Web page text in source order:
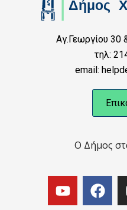
Αγ.Γεωργίου 30
τηλ:
email:
Ο Δήμος